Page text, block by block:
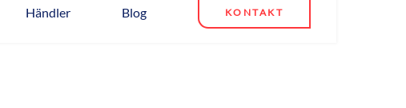
Händler Blog KONTAKT